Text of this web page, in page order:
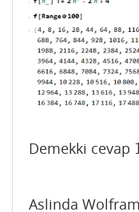
Demekki cevap
Aslinda